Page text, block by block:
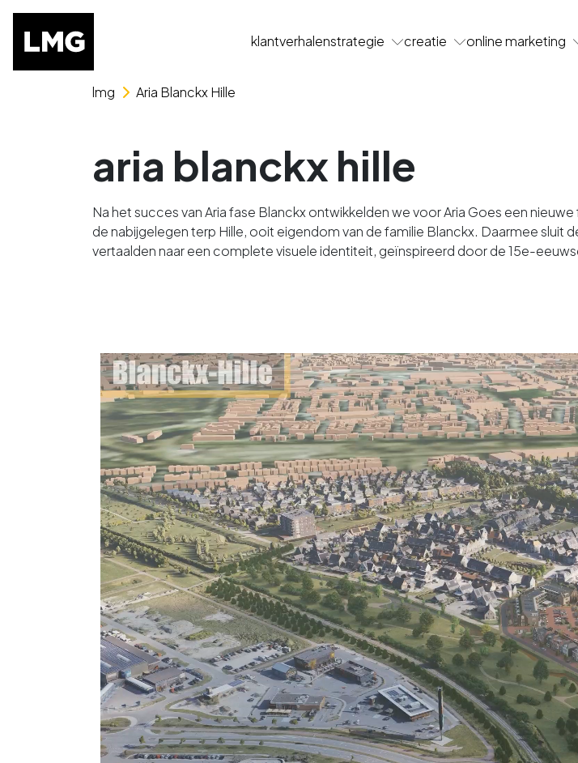
Skip naar het menu
Skip naar de content
klantverhalenstrategie creatie online marketing
lmg Aria Blanckx Hille
aria blanckx hille
Na het succes van Aria fase Blanckx ontwikkelden we voor Aria Goes een
de nabijgelegen terp Hille, ooit eigendom van de familie Blanckx. Daarmee sluit
vertaalden naar een complete visuele identiteit, geïnspireerd door de 15e-